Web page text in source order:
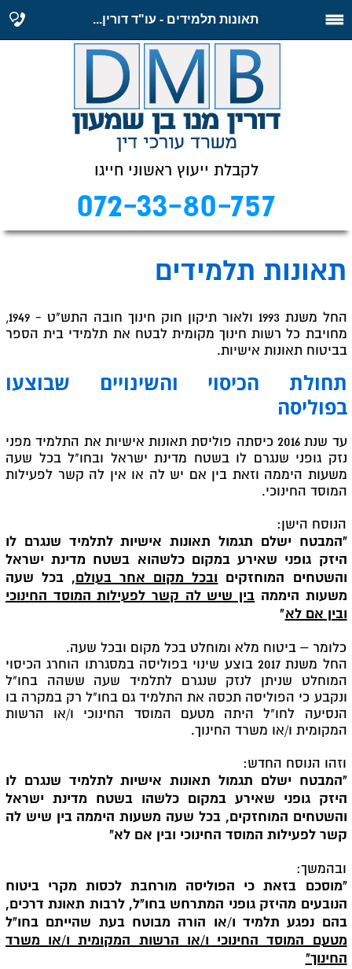
תאונות תלמידים - עו"ד דורין...
072-33-80-757
לקבלת ייעוץ ראשוני חייגו
החל משנת 1993 ולאור תיקון חוק חינוך חובה התש"ט - 1949,
מחויבת כל רשות חינוך מקומית לבטח את תלמידי בית הספר
בביטוח תאונות אישיות.
תחולת הכיסוי והשינויים שבוצעו
בפוליסה
עד שנת 2016 כיסתה פוליסת תאונות אישיות את התלמיד מפני
נזק גופני שנגרם לו בשטח מדינת ישראל ובחו"ל בכל שעה
משעות היממה וזאת בין אם יש לה או אין לה קשר לפעילות
המוסד החינוכי.
הנוסח הישן:
"המבטח ישלם תגמול תאונות אישיות לתלמיד שנגרם לו
היזק גופני שאירע במקום כלשהוא בשטח מדינת ישראל
והשטחים המוחזקים ובכל מקום אחר בעולם, בכל שעה
משעות היממה בין שיש לה קשר לפעילות המוסד החינוכי
ובין אם לא"
כלומר – ביטוח מלא ומוחלט בכל מקום ובכל שעה.
החל משנת 2017 בוצע שינוי בפוליסה במסגרתו הוחרג הכיסוי
המוחלט שניתן לנזק שנגרם לתלמיד שעה ששהה בחו"ל
ונקבע כי הפוליסה תכסה את התלמיד גם בחו"ל רק במקרה בו
הנסיעה לחו"ל היתה מטעם המוסד החינוכי ו/או הרשות
המקומית ו/או משרד החינוך.
וזהו הנוסח החדש:
"המבטח ישלם תגמול תאונות אישיות לתלמיד שנגרם לו
היזק גופני שאירע במקום כלשהו בשטח מדינת ישראל
והשטחים המוחזקים, בכל שעה משעות היממה בין שיש לה
קשר לפעילות המוסד החינוכי ובין אם לא"
ובהמשך:
"מוסכם בזאת כי הפוליסה מורחבת לכסות מקרי ביטוח
הנובעים מהיזק גופני המתרחש בחו"ל, לרבות תאונת דרכים,
בהם נפגע תלמיד ו/או הורה מבוטח בעת שהייתם בחו"ל
מטעם המוסד החינוכי ו/או הרשות המקומית ו/או משרד
החינוך"
תאונות תלמידים